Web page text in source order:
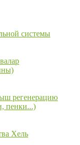
системы
регенерацию
пенки...)
Хель